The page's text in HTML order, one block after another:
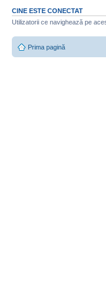
CINE ESTE CONECTAT
Utilizatorii ce navighează pe
Prima pagină